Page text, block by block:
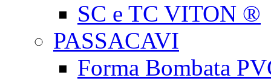
SC e TC VITON ®
PASSACAVI
Forma Bombata